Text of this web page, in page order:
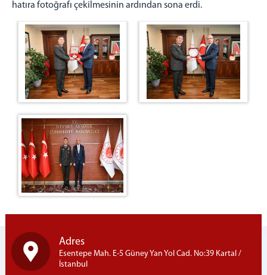
Tanıtım Videomuz
Adliyemizden Görüntüler
C. BAŞSAVCILIĞI
KOMİSYON
MÜLHAKAT
Adalar Adliyesi
Beykoz Adliyesi
Şile Adliyesi
İLETİŞİM
İletişim & Ulaşım
Telefon Rehberi
hatıra fotoğrafı çekilmesinin ardından sona erdi.
Adres
Esentepe Mah. E-5 Güney Yan Yol Cad. No:39 Kartal /
İstanbul